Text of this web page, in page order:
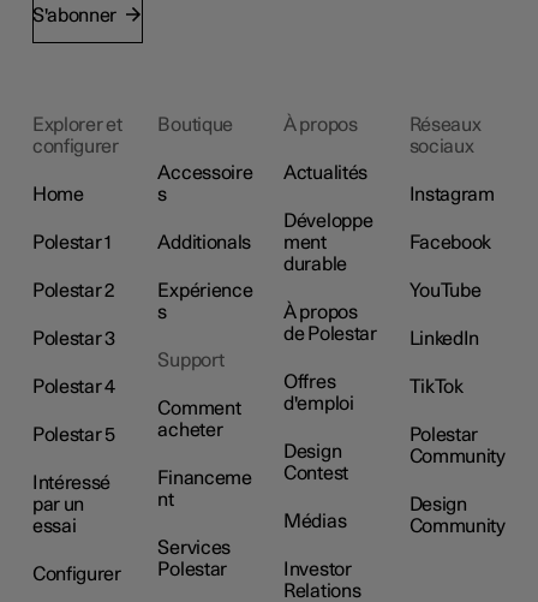
S'abonner
Explorer et
configurer
Home
Polestar 1
Polestar 2
Polestar 3
Polestar 4
Polestar 5
Intéressé
par un
essai
Configurer
Boutique
Accessoire
s
Additionals
Expérience
s
Support
Comment
acheter
Financeme
nt
Services
Polestar
À propos
Actualités
Développe
ment
durable
À propos
de Polestar
Offres
d'emploi
Design
Contest
Médias
Investor
Relations
Réseaux
sociaux
Instagram
Facebook
YouTube
LinkedIn
TikTok
Polestar
Community
Design
Community